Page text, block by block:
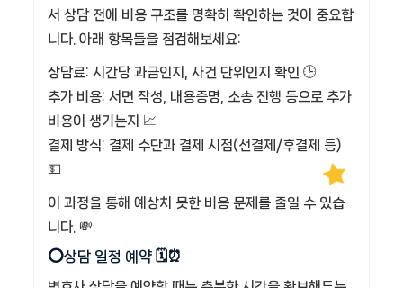
서 상담 전에 비용 구조를 명확히 확인하는 것이 중요합
니다. 아래 항목들을 점검해보세요:
상담료: 시간당 과금인지, 사건 단위인지 확인 🕒
추가 비용: 서면 작성, 내용증명, 소송 진행 등으로 추가
비용이 생기는지 📈
결제 방식: 결제 수단과 결제 시점(선결제/후결제 등)
💵
이 과정을 통해 예상치 못한 비용 문제를 줄일 수 있습
니다. 💸
⭕상담 일정 예약 🗓️⏰